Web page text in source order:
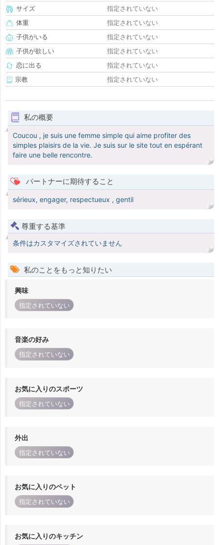
サイズ
指定されていない
体重
指定されていない
子供がいる
指定されていない
子供が欲しい
指定されていない
恋に出る
指定されていない
宗教
指定されていない
私の概要
Coucou , je suis une femme simple qui aime profiter des
simples plaisirs de la vie. Je suis sur le site tout en espérant
faire une belle rencontre.
パートナーに期待すること
sérieux, engager, respectueux , gentil
尊重する基準
条件はカスタマイズされていません
私のことをもっと知りたい
興味
指定されていない
音楽の好み
指定されていない
お気に入りのスポーツ
指定されていない
外出
指定されていない
お気に入りのペット
指定されていない
お気に入りのキッチン